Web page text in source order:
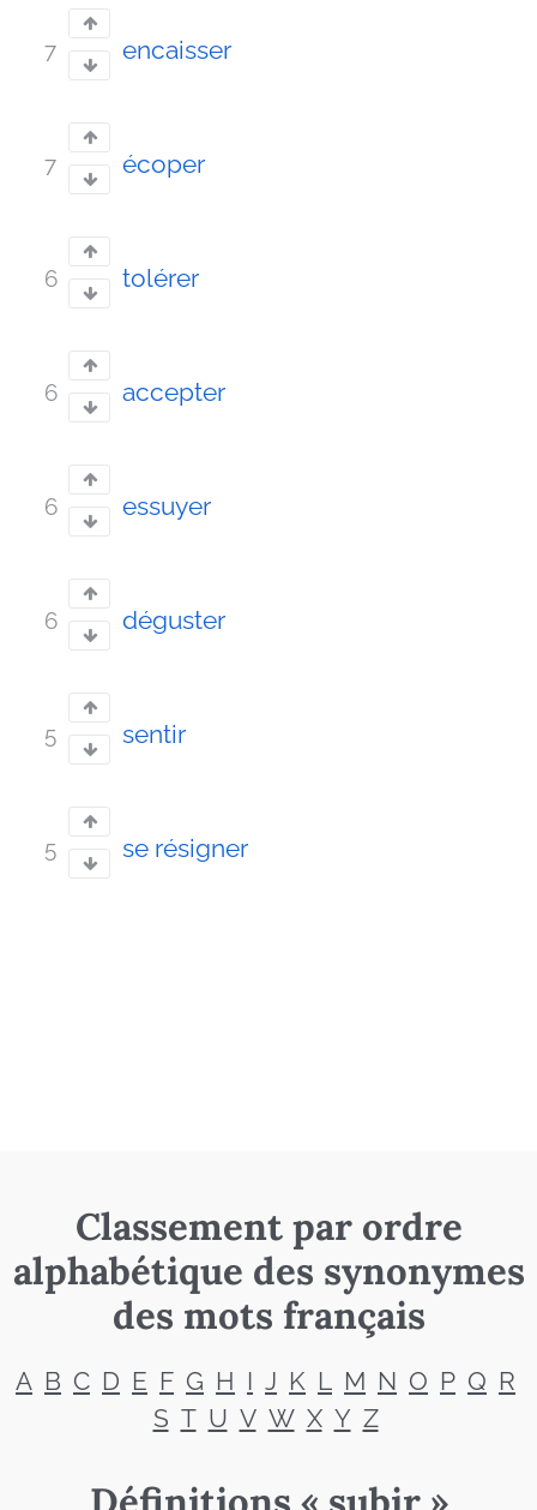
7 encaisser
7 écoper
6 tolérer
6 accepter
6 essuyer
6 déguster
5 sentir
5 se résigner
Classement par ordre
alphabétique des synonymes
des mots français
A B C D E F G H I J K L M N O P Q R
S T U V W X Y Z